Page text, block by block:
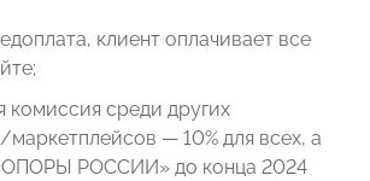
клиент оплачивает все
комиссия среди других
маркетплейсов — 10% для всех, а
РОССИИ» до конца 2024